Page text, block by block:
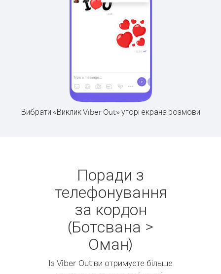
Вибрати «Виклик Viber Out» угорі екрана розмови
Поради з
телефонування
за кордон
(Ботсвана >
Оман)
Із Viber Out ви отримуєте більше